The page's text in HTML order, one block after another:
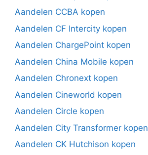
Aandelen CCBA kopen
Aandelen CF Intercity kopen
Aandelen ChargePoint kopen
Aandelen China Mobile kopen
Aandelen Chronext kopen
Aandelen Cineworld kopen
Aandelen Circle kopen
Aandelen City Transformer kopen
Aandelen CK Hutchison kopen